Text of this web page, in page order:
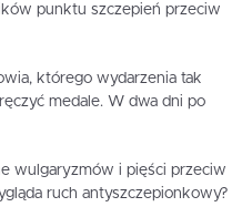
punktu szczepień przeciw
którego wydarzenia tak
medale. W dwa dni po
wulgaryzmów i pięści przeciw
ruch antyszczepionkowy?